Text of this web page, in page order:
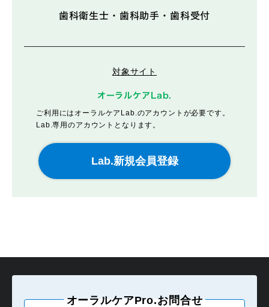
歯科衛生士・歯科助手・歯科受付
対象サイト
オーラルケアLab.
ご利用にはオーラルケアLab.のアカウントが必要です。
Lab.専用のアカウントとなります。
オーラルケアPro.お問合せ